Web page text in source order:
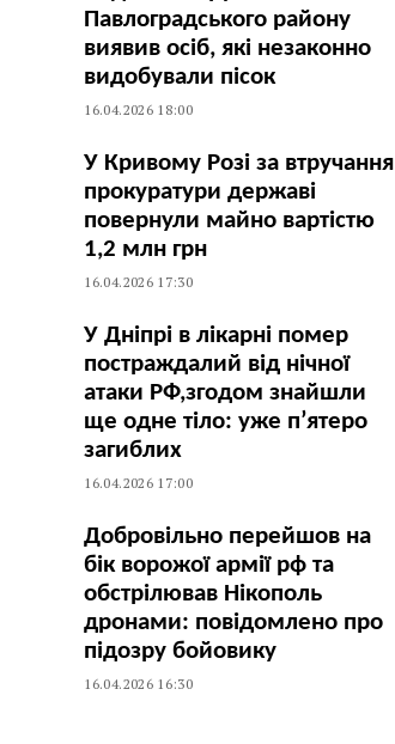
Павлоградського району
виявив осіб, які незаконно
видобували пісок
16.04.2026 18:00
У Кривому Розі за втручання
прокуратури державі
повернули майно вартістю
1,2 млн грн
16.04.2026 17:30
У Дніпрі в лікарні помер
постраждалий від нічної
атаки РФ,згодом знайшли
ще одне тіло: уже п’ятеро
загиблих
16.04.2026 17:00
Добровільно перейшов на
бік ворожої армії рф та
обстрілював Нікополь
дронами: повідомлено про
підозру бойовику
16.04.2026 16:30